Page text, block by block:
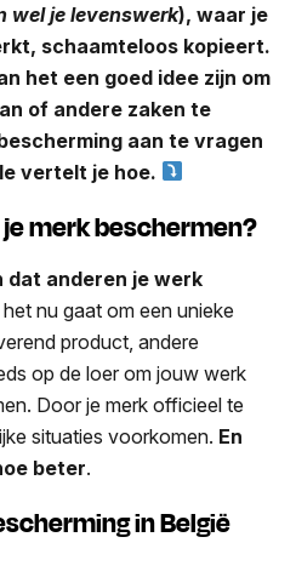
wel je levenswerk), waar je
schaamteloos kopieert.
het een goed idee zijn om
of andere zaken te
aan te vragen
vertelt je hoe.
merk beschermen?
dat anderen je werk
het nu gaat om een unieke
product, andere
op de loer om jouw werk
Door je merk officieel te
situaties voorkomen. En
beter.
in België